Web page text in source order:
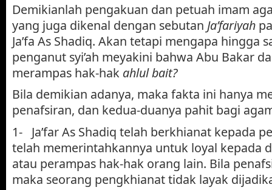
Demikianlah pengakuan dan petuah imam
yang juga dikenal dengan sebutan Ja’fariyah
Ja’fa As Shadiq. Akan tetapi mengapa hingga
penganut syi’ah meyakini bahwa Abu Bakar
merampas hak-hak ahlul bait?
Bila demikian adanya, maka fakta ini hanya
penafsiran, dan kedua-duanya pahit bagi
1- Ja’far As Shadiq telah berkhianat kepada
telah memerintahkannya untuk loyal kepada
atau perampas hak-hak orang lain. Bila
maka seorang pengkhianat tidak layak